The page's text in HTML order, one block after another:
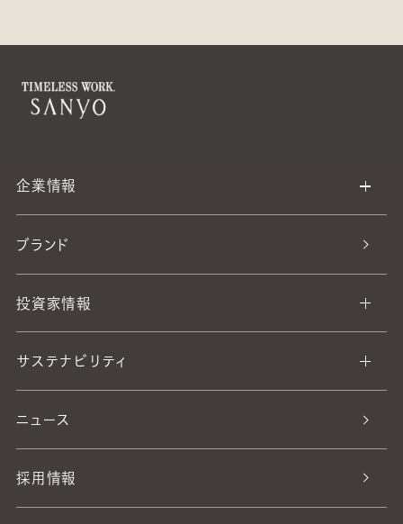
企業情報
ブランド
投資家情報
サステナビリティ
ニュース
採用情報